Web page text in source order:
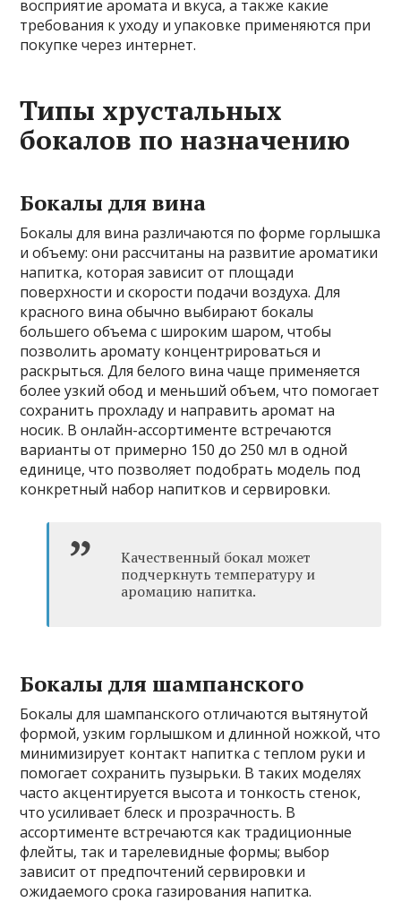
восприятие аромата и вкуса, а также какие
требования к уходу и упаковке применяются при
покупке через интернет.
Типы хрустальных
бокалов по назначению
Бокалы для вина
Бокалы для вина различаются по форме горлышка
и объему: они рассчитаны на развитие ароматики
напитка, которая зависит от площади
поверхности и скорости подачи воздуха. Для
красного вина обычно выбирают бокалы
большего объема с широким шаром, чтобы
позволить аромату концентрироваться и
раскрыться. Для белого вина чаще применяется
более узкий обод и меньший объем, что помогает
сохранить прохладу и направить аромат на
носик. В онлайн-ассортименте встречаются
варианты от примерно 150 до 250 мл в одной
единице, что позволяет подобрать модель под
конкретный набор напитков и сервировки.
Качественный бокал может
подчеркнуть температуру и
аромацию напитка.
Бокалы для шампанского
Бокалы для шампанского отличаются вытянутой
формой, узким горлышком и длинной ножкой, что
минимизирует контакт напитка с теплом руки и
помогает сохранить пузырьки. В таких моделях
часто акцентируется высота и тонкость стенок,
что усиливает блеск и прозрачность. В
ассортименте встречаются как традиционные
флейты, так и тарелевидные формы; выбор
зависит от предпочтений сервировки и
ожидаемого срока газирования напитка.